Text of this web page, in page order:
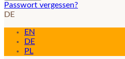
Passwort vergessen?
DE
EN
DE
PL